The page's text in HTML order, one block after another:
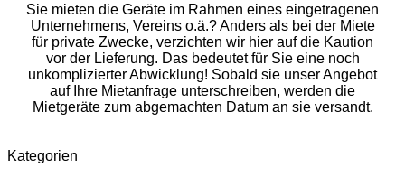
Sie mieten die Geräte im Rahmen eines eingetragenen
Unternehmens, Vereins o.ä.? Anders als bei der Miete
für private Zwecke, verzichten wir hier auf die Kaution
vor der Lieferung. Das bedeutet für Sie eine noch
unkomplizierter Abwicklung! Sobald sie unser Angebot
auf Ihre Mietanfrage unterschreiben, werden die
Mietgeräte zum abgemachten Datum an sie versandt.
Kategorien